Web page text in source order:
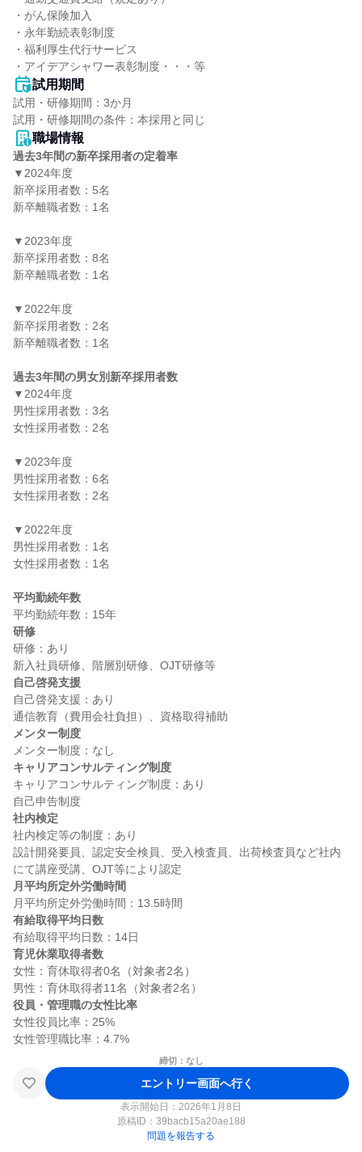
・がん保険加入
・永年勤続表彰制度
・福利厚生代行サービス
・アイデアシャワー表彰制度・・・等
試用期間
試用・研修期間：3か月
職場情報
過去3年間の新卒採用者の定着率
▼2024年度
新卒採用者数：5名
新卒離職者数：1名
▼2023年度
新卒採用者数：8名
新卒離職者数：1名
▼2022年度
新卒採用者数：2名
新卒離職者数：1名
過去3年間の男女別新卒採用者数
▼2024年度
男性採用者数：3名
女性採用者数：2名
▼2023年度
男性採用者数：6名
女性採用者数：2名
▼2022年度
男性採用者数：1名
女性採用者数：1名
平均勤続年数
研修
研修：あり
自己啓発支援
自己啓発支援：あり
メンター制度
キャリアコンサルティング制度
キャリアコンサルティング制度：あり
社内検定
社内検定等の制度：あり
設計開発要員、認定安全検員、受入検査員、出荷検査員など社内
月平均所定外労働時間
有給取得平均日数
育児休業取得者数
女性：育休取得者0名（対象者2名）
役員・管理職の女性比率
女性役員比率：25%
締切：なし
エントリー画面へ行く
表示開始日：2026年1月8日
原稿ID： 39bacb15a20ae188
問題を報告する